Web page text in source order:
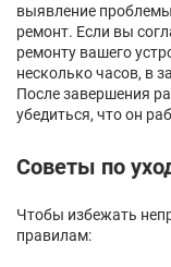
выявление
ремонт. Если вы
ремонту вашего
несколько часов, в
После завершения
убедиться, что он
Советы по
Чтобы избежать
правилам: